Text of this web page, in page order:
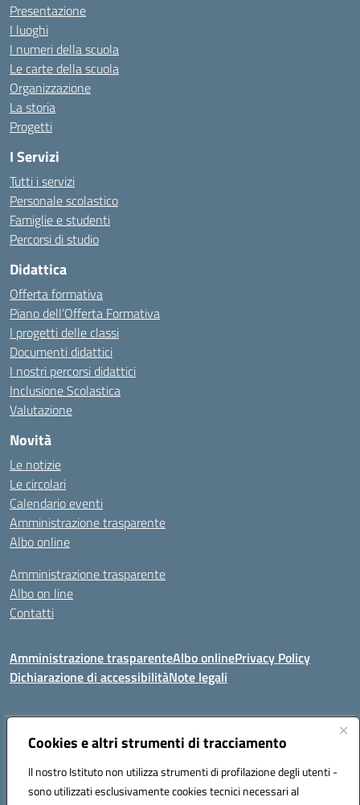
Cookies e altri strumenti di tracciamento
Il nostro Istituto non utilizza strumenti di profilazione degli utenti -
sono utilizzati esclusivamente cookies tecnici necessari al
Presentazione
I luoghi
I numeri della scuola
Le carte della scuola
Organizzazione
La storia
Progetti
I Servizi
Tutti i servizi
Personale scolastico
Famiglie e studenti
Percorsi di studio
Didattica
Offerta formativa
Piano dell’Offerta Formativa
I progetti delle classi
Documenti didattici
I nostri percorsi didattici
Inclusione Scolastica
Valutazione
Novità
Le notizie
Le circolari
Calendario eventi
Amministrazione trasparente
Albo online
Amministrazione trasparente
Albo on line
Contatti
Amministrazione trasparenteAlbo onlinePrivacy Policy
Dichiarazione di accessibilitàNote legali
Indirizzo:Via Tirso, 07011 Bono (SS)
Posta elettronica certificata (PEC):ssic820006@pec.istruzione.it